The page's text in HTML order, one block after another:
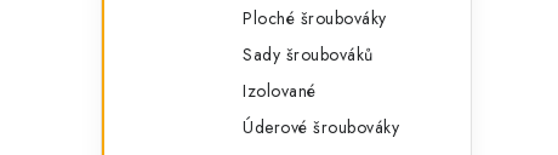
Ploché šroubováky
Sady šroubováků
Izolované
Úderové šroubováky